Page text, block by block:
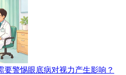
要警惕眼底病对视力产生影响？